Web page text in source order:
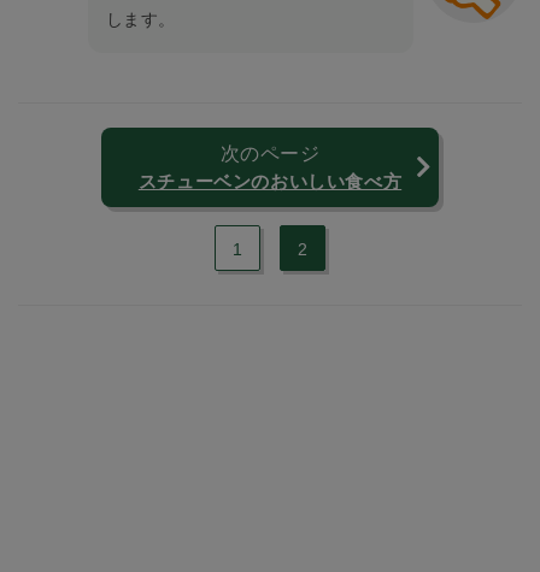
します。
次のページ
スチューベンのおいしい食べ方
1 2